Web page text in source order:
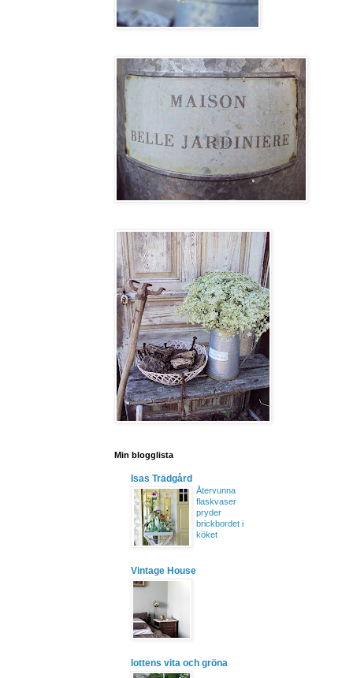
Min blogglista
Isas Trädgård
Återvunna
flaskvaser
pryder
brickbordet i
köket
Vintage House
lottens vita och gröna